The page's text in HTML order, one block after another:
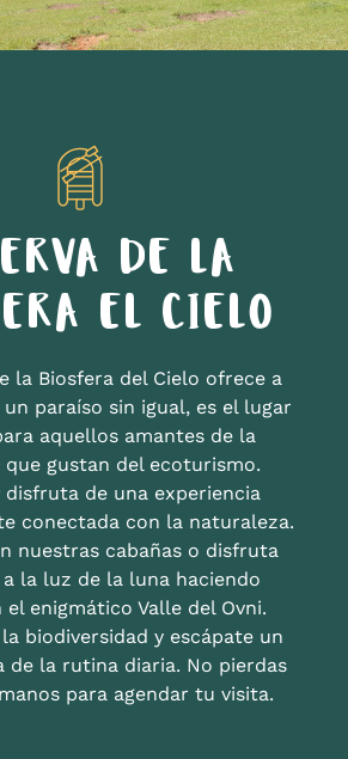
DE LA
EL CIELO
la Biosfera del Cielo ofrece a
paraíso sin igual, es el lugar
aquellos amantes de la
gustan del ecoturismo.
disfruta de una experiencia
conectada con la naturaleza.
nuestras cabañas o disfruta
la luz de la luna haciendo
el enigmático Valle del Ovni.
biodiversidad y escápate un
de la rutina diaria. No pierdas
para agendar tu visita.